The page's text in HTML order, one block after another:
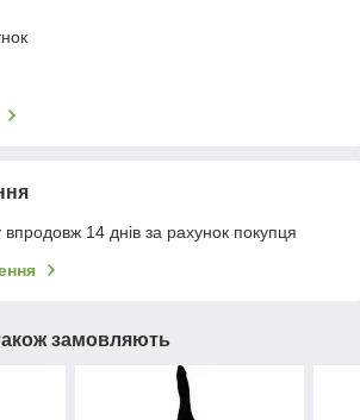
14 днів за рахунок покупця
замовляють